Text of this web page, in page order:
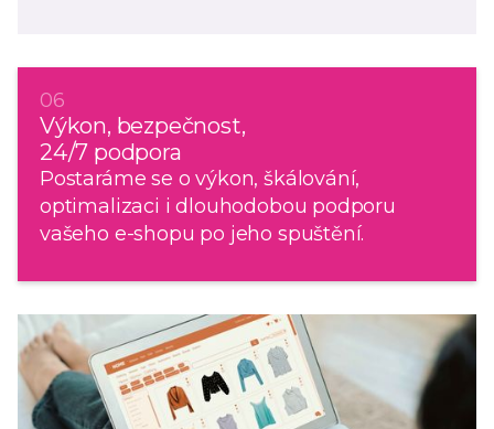
06
Výkon, bezpečnost,
24/7 podpora
Postaráme se o výkon, škálování,
optimalizaci i dlouhodobou podporu
vašeho e-shopu po jeho spuštění.